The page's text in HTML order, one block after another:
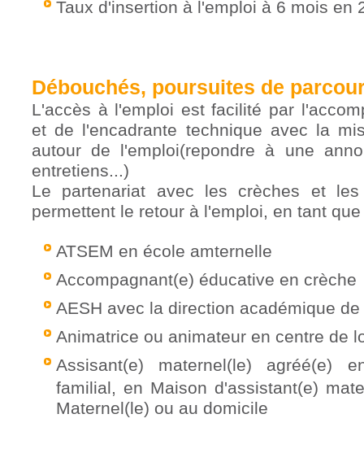
Taux d'insertion à l'emploi à 6 mois en
Débouchés, poursuites de
L'accès à l'emploi est facilité par
et de l'encadrante technique avec la
autour de l'emploi(repondre à une
entretiens...)
Le partenariat avec les crèches et les
permettent le retour à l'emploi, en tant que
ATSEM en école amternelle
Accompagnant(e) éducative en crèche
AESH avec la direction académique
Animatrice ou animateur en centre de
Assisant(e) maternel(le) agréé(e)
familial, en Maison d'assistant(e)
Maternel(le) ou au domicile